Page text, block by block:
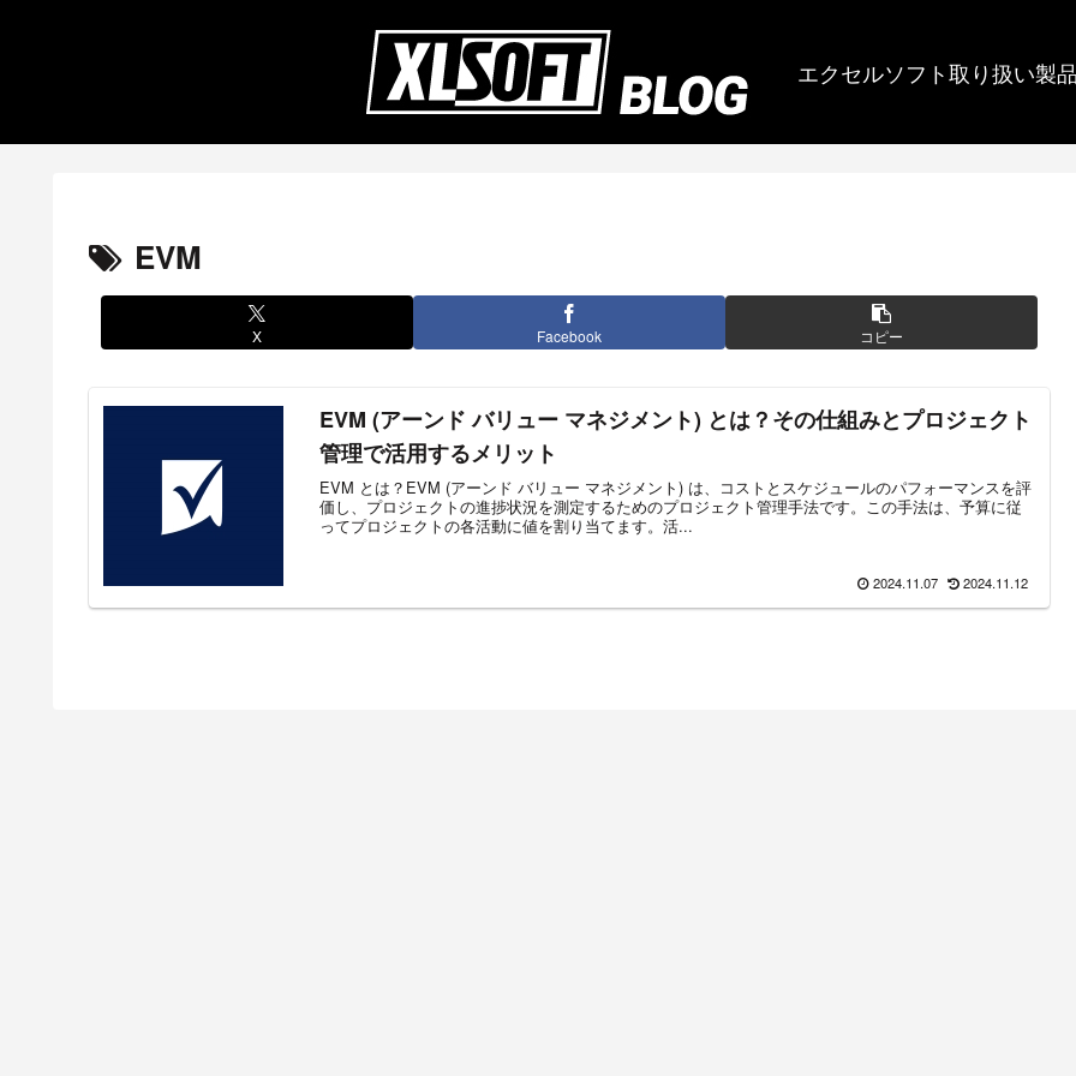
エクセルソフト取り扱い製
EVM
X Facebook コピー
EVM (アーンド バリュー マネジメント) とは？その仕組みとプロジェクト
管理で活用するメリット
EVM とは？EVM (アーンド バリュー マネジメント) は、コストとスケジュールのパフォーマンスを評
価し、プロジェクトの進捗状況を測定するためのプロジェクト管理手法です。この手法は、予算に従
ってプロジェクトの各活動に値を割り当てます。活...
2024.11.07 2024.11.12